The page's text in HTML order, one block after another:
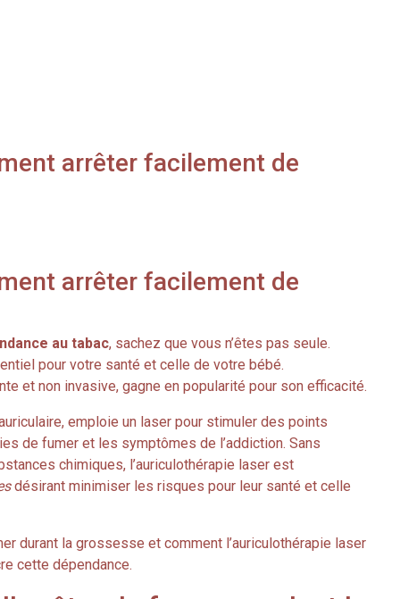
arrêter facilement de
arrêter facilement de
au tabac, sachez que vous n’êtes pas seule.
pour votre santé et celle de votre bébé.
et non invasive, gagne en popularité pour son efficacité.
emploie un laser pour stimuler des points
de fumer et les symptômes de l’addiction. Sans
chimiques, l’auriculothérapie laser est
désirant minimiser les risques pour leur santé et celle
durant la grossesse et comment l’auriculothérapie laser
cette dépendance.